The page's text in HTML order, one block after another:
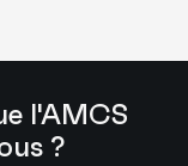
l'AMCS
?